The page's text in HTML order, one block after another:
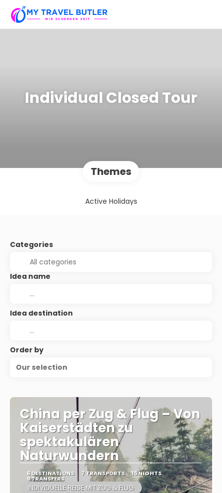
Individual Closed Tour
Themes
Active Holidays
Categories
Idea name
Idea destination
Order by
Our selection
China per Zug & Flug – Von
Kaiserstädten zu
spektakulären
Naturwundern
6 DESTINATIONS 7 TRANSPORTS 15 NIGHTS
9 TRANSFERS
INDIVIDUELLE REISE MIT ZUG & FLUG